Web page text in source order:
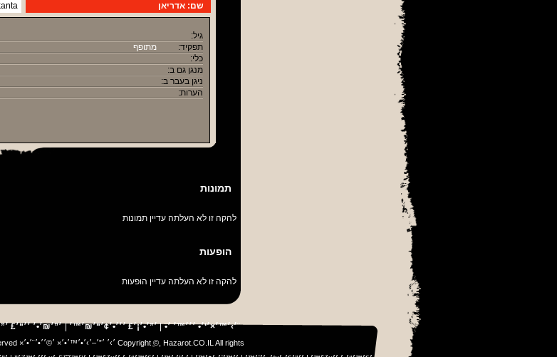
שם: אדריאן
גיל:
מתופף
תפקיד:
כלי:
מנגן גם ב:
ניגן בעבר ב:
הערות:
תמונות
להקה זו לא העלתה עדיין תמונות
הופעות
להקה זו לא העלתה עדיין הופעות
׳›׳™׳×׳‘׳• ׳׳׳™׳ ׳• |׳”׳•׳¡׳£ ׳׳׳•׳¢׳“׳₪׳™׳| ׳”׳₪׳•׳ ׳׳“׳£ ׳₪׳¨׳¡׳ ׳‘׳׳×׳¨
Copyright ֲ©, Hazarot.CO.IL All rights ׳›׳ ׳”׳–׳›׳•׳™׳•׳× ׳©׳׳•׳¨׳•׳× reserved ֲ© ׳׳—׳–׳¨׳•׳× - 2007